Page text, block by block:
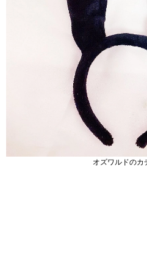
オズワルドのカ